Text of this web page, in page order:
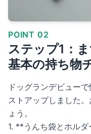
POINT 02
ステップ1：
基本の持ち物
ドッグランデビュー
ストアップしました
ょう。
1. **うんち袋とホル